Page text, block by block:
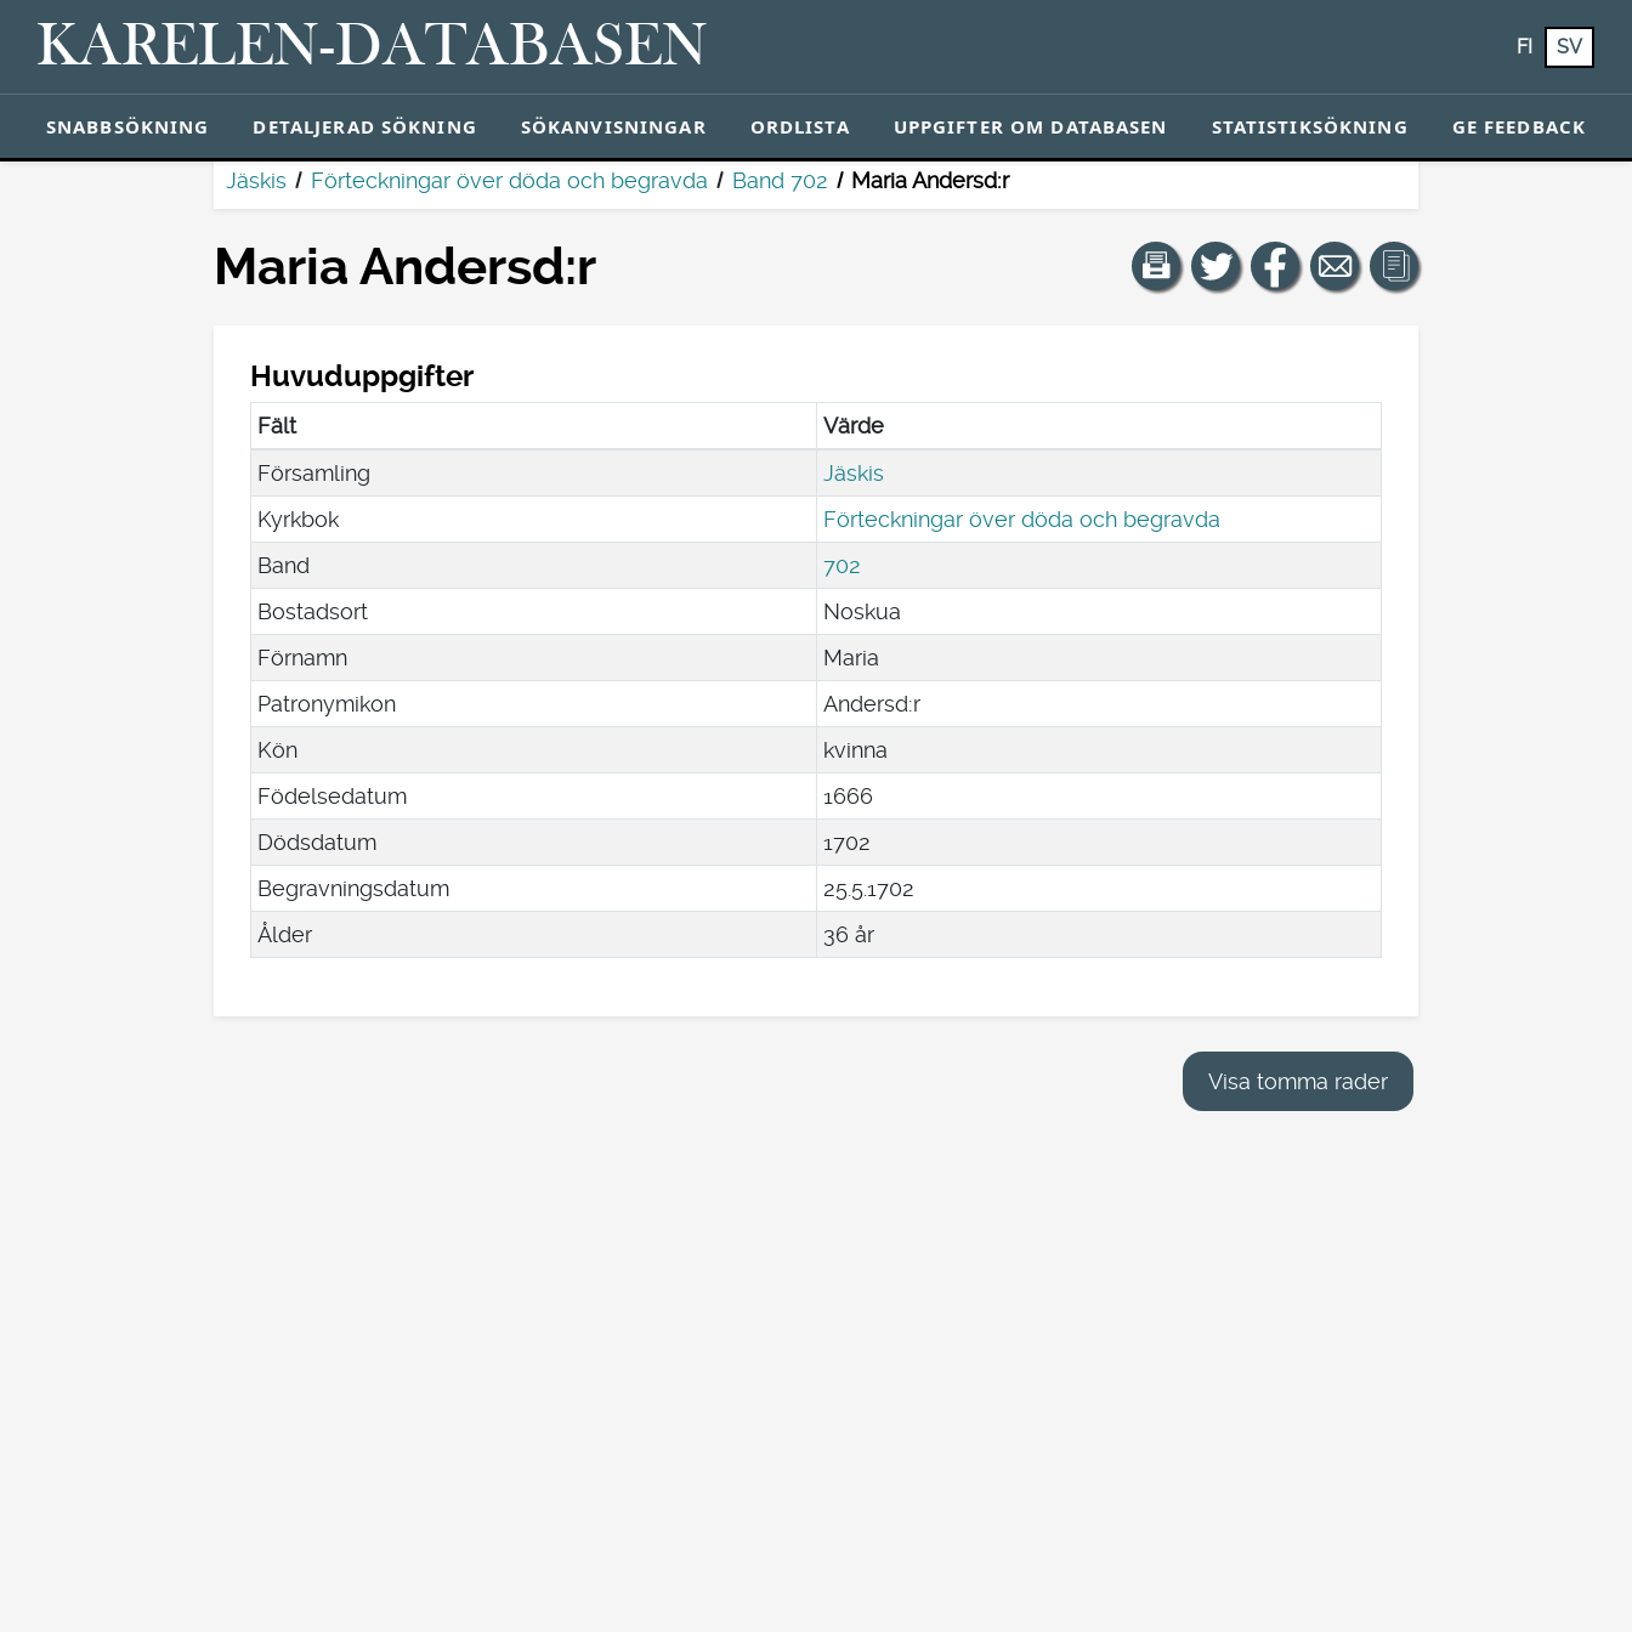
KARELEN-DATABASEN FI SV
SNABBSÖKNING DETALJERAD SÖKNING SÖKANVISNINGAR ORDLISTA UPPGIFTER OM DATABASEN STATISTIKSÖKNING GE FEEDBACK
Jäskis Förteckningar över döda och begravda Band 702 Maria Andersd:r
Maria Andersd:r
Huvuduppgifter
Fält
Värde
Församling
Jäskis
Kyrkbok
Förteckningar över döda och begravda
Band
702
Bostadsort
Noskua
Förnamn
Maria
Patronymikon
Andersd:r
Kön
kvinna
Födelsedatum
1666
Dödsdatum
1702
Begravningsdatum
255.1702
Ålder
36 år
Visa tomma rader